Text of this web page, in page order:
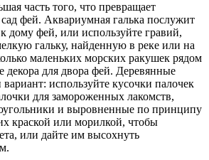
часть того, что превращает
фей. Аквариумная галька послужит
дому фей, или используйте гравий,
гальку, найденную в реке или на
маленьких морских ракушек рядом
декора для двора фей. Деревянные
используйте кусочки палочек
для замороженных лакомств,
и выровненные по принципу
краской или морилкой, чтобы
или дайте им высохнуть